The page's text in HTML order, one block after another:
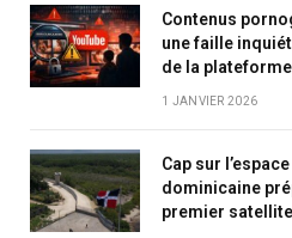
Contenus
une faille
de la plateforme
1 JANVIER 2026
Cap sur
dominicaine
premier satellite